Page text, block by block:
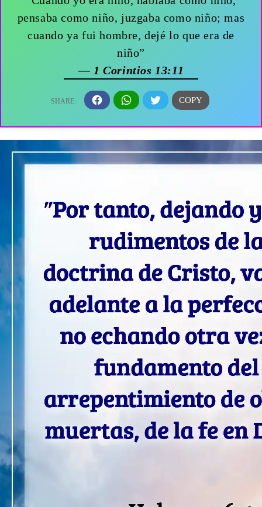
pensaba como niño, juzgaba como niño; mas
cuando ya fui hombre, dejé lo que era de
niño”
— 1 Corintios 13:11